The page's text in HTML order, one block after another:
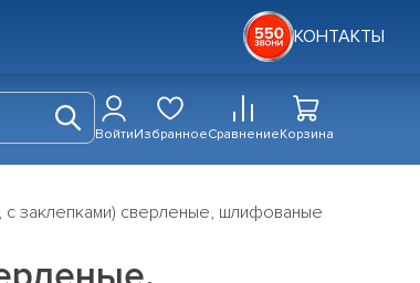
КОНТАКТЫ
ВойтиИзбранноеСравнениеКорзина
с заклепками) сверленые, шлифованые